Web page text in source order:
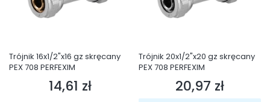
Trójnik 16x1/2"x16 gz skręcany
PEX 708 PERFEXIM
Cena
14,61 zł
Trójnik 20x1/2"x20 gz skręcany
PEX 708 PERFEXIM
Cena
20,97 zł